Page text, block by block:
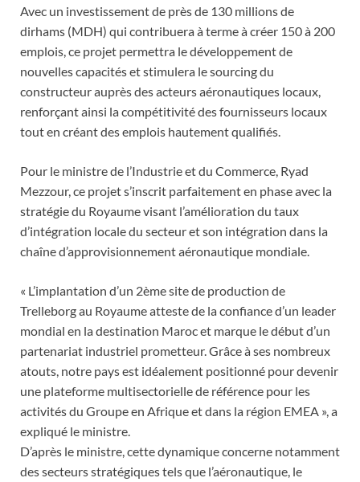
Avec un investissement de près de 130 millions de
dirhams (MDH) qui contribuera à terme à créer 150 à 200
emplois, ce projet permettra le développement de
nouvelles capacités et stimulera le sourcing du
constructeur auprès des acteurs aéronautiques locaux,
renforçant ainsi la compétitivité des fournisseurs locaux
tout en créant des emplois hautement qualifiés.
Pour le ministre de l’Industrie et du Commerce, Ryad
Mezzour, ce projet s’inscrit parfaitement en phase avec la
stratégie du Royaume visant l’amélioration du taux
d’intégration locale du secteur et son intégration dans la
chaîne d’approvisionnement aéronautique mondiale.
« L’implantation d’un 2ème site de production de
Trelleborg au Royaume atteste de la confiance d’un leader
mondial en la destination Maroc et marque le début d’un
partenariat industriel prometteur. Grâce à ses nombreux
atouts, notre pays est idéalement positionné pour devenir
une plateforme multisectorielle de référence pour les
activités du Groupe en Afrique et dans la région EMEA », a
expliqué le ministre.
D’après le ministre, cette dynamique concerne notamment
des secteurs stratégiques tels que l’aéronautique, le